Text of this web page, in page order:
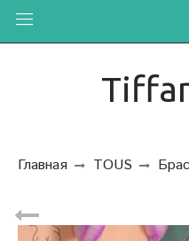
Главная TOUS